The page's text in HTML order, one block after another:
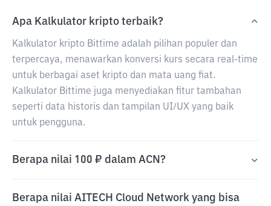
Apa Kalkulator kripto terbaik?
Kalkulator kripto Bittime adalah pilihan populer dan
terpercaya, menawarkan konversi kurs secara real-time
untuk berbagai aset kripto dan mata uang fiat.
Kalkulator Bittime juga menyediakan fitur tambahan
seperti data historis dan tampilan UI/UX yang baik
untuk pengguna.
Berapa nilai 100 ₽ dalam ACN?
Berapa nilai AITECH Cloud Network yang bisa